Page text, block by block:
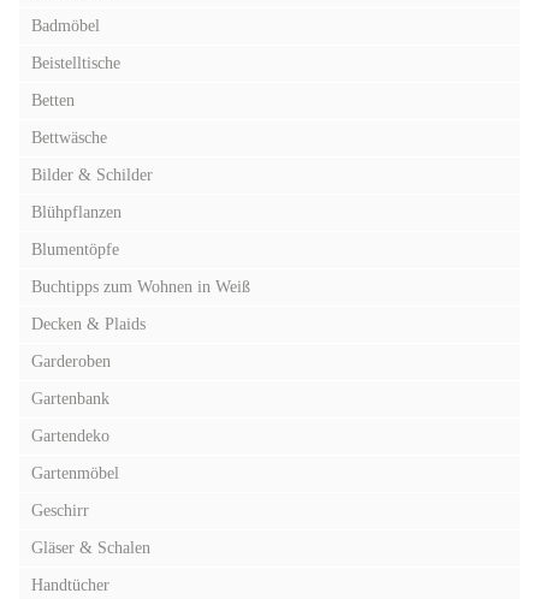
Badmöbel
Beistelltische
Betten
Bettwäsche
Bilder & Schilder
Blühpflanzen
Blumentöpfe
Buchtipps zum Wohnen in Weiß
Decken & Plaids
Garderoben
Gartenbank
Gartendeko
Gartenmöbel
Geschirr
Gläser & Schalen
Handtücher